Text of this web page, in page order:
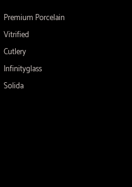
Premium Porcelain
Vitrified
Cutlery
Infinityglass
Solida